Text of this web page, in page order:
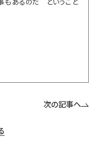
次の記事へ